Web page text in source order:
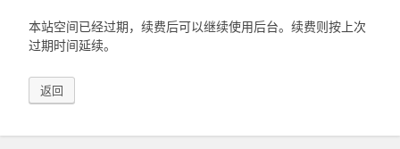
本站空间已经过期，续费后可以继续使用后台。续费则按上次
过期时间延续。
返回